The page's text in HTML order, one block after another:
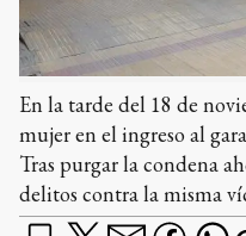
En la tarde del 18 de
mujer en el ingreso al
Tras purgar la condena
delitos contra la misma